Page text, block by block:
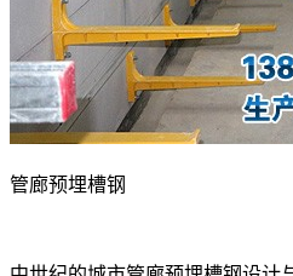
管廊预埋槽钢